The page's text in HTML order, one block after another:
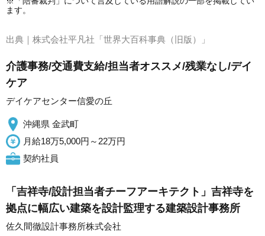
ます。
出典｜ 株式会社平凡社「世界大百科事典（旧版）」
介護事務/交通費支給/担当者オススメ/残業なし/デイ
ケア
デイケアセンター信愛の丘
沖縄県 金武町
月給18万5,000円～22万円
契約社員
「吉祥寺/設計担当者チーフアーキテクト」吉祥寺を
拠点に幅広い建築を設計監理する建築設計事務所
佐久間徹設計事務所株式会社